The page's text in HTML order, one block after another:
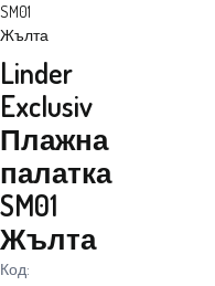
SM01
Жълта
Linder
Exclusiv
Плажна
палатка
SM01
Жълта
Код: